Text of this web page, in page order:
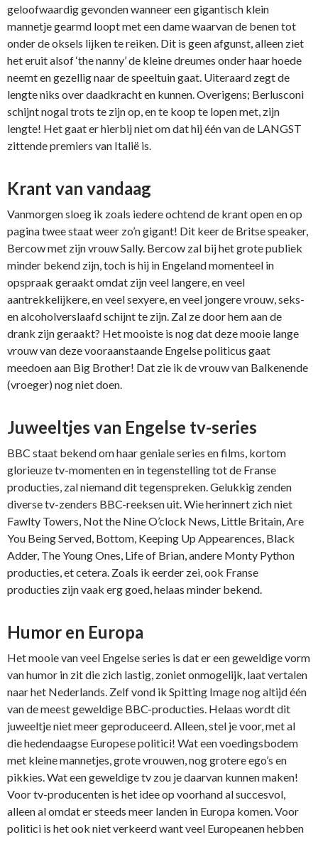
geloofwaardig gevonden wanneer een gigantisch klein
mannetje gearmd loopt met een dame waarvan de benen tot
onder de oksels lijken te reiken. Dit is geen afgunst, alleen ziet
het eruit alsof ‘the nanny’ de kleine dreumes onder haar hoede
neemt en gezellig naar de speeltuin gaat. Uiteraard zegt de
lengte niks over daadkracht en kunnen. Overigens; Berlusconi
schijnt nogal trots te zijn op, en te koop te lopen met, zijn
lengte! Het gaat er hierbij niet om dat hij één van de LANGST
zittende premiers van Italië is.
Krant van vandaag
Vanmorgen sloeg ik zoals iedere ochtend de krant open en op
pagina twee staat weer zo’n gigant! Dit keer de Britse speaker,
Bercow met zijn vrouw Sally. Bercow zal bij het grote publiek
minder bekend zijn, toch is hij in Engeland momenteel in
opspraak geraakt omdat zijn veel langere, en veel
aantrekkelijkere, en veel sexyere, en veel jongere vrouw, seks-
en alcoholverslaafd schijnt te zijn. Zal ze door hem aan de
drank zijn geraakt? Het mooiste is nog dat deze mooie lange
vrouw van deze vooraanstaande Engelse politicus gaat
meedoen aan Big Brother! Dat zie ik de vrouw van Balkenende
(vroeger) nog niet doen.
Juweeltjes van Engelse tv-series
BBC staat bekend om haar geniale series en films, kortom
glorieuze tv-momenten en in tegenstelling tot de Franse
producties, zal niemand dit tegenspreken. Gelukkig zenden
diverse tv-zenders BBC-reeksen uit. Wie herinnert zich niet
Fawlty Towers, Not the Nine O’clock News, Little Britain, Are
You Being Served, Bottom, Keeping Up Appearences, Black
Adder, The Young Ones, Life of Brian, andere Monty Python
producties, et cetera. Zoals ik eerder zei, ook Franse
producties zijn vaak erg goed, helaas minder bekend.
Humor en Europa
Het mooie van veel Engelse series is dat er een geweldige vorm
van humor in zit die zich lastig, zoniet onmogelijk, laat vertalen
naar het Nederlands. Zelf vond ik Spitting Image nog altijd één
van de meest geweldige BBC-producties. Helaas wordt dit
juweeltje niet meer geproduceerd. Alleen, stel je voor, met al
die hedendaagse Europese politici! Wat een voedingsbodem
met kleine mannetjes, grote vrouwen, nog grotere ego’s en
pikkies. Wat een geweldige tv zou je daarvan kunnen maken!
Voor tv-producenten is het idee op voorhand al succesvol,
alleen al omdat er steeds meer landen in Europa komen. Voor
politici is het ook niet verkeerd want veel Europeanen hebben